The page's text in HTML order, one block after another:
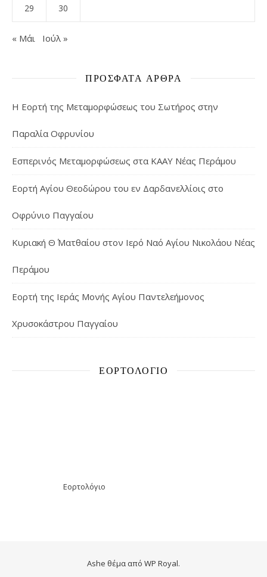
29 30
« Μάι Ιούλ »
ΠΡΌΣΦΑΤΑ ΆΡΘΡΑ
Η Εορτή της Μεταμορφώσεως του Σωτήρος στην
Παραλία Οφρυνίου
Εσπερινός Μεταμορφώσεως στα ΚΑΑΥ Νέας Περάμου
Εορτή Αγίου Θεοδώρου του εν Δαρδανελλίοις στο
Οφρύνιο Παγγαίου
Κυριακή Θ΄ Ματθαίου στον Ιερό Ναό Αγίου Νικολάου Νέας
Περάμου
Εορτή της Ιεράς Μονής Αγίου Παντελεήμονος
Χρυσοκάστρου Παγγαίου
ΕΟΡΤΟΛΌΓΙΟ
Εορτολόγιο
Ashe θέμα από WP Royal.